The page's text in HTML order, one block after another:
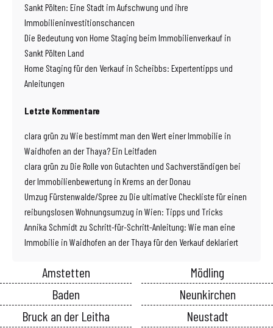
Sankt Pölten: Eine Stadt im Aufschwung und ihre
Immobilieninvestitionschancen
Die Bedeutung von Home Staging beim Immobilienverkauf in
Sankt Pölten Land
Home Staging für den Verkauf in Scheibbs: Expertentipps und
Anleitungen
Letzte Kommentare
clara grün zu Wie bestimmt man den Wert einer Immobilie in
Waidhofen an der Thaya? Ein Leitfaden
clara grün zu Die Rolle von Gutachten und Sachverständigen bei
der Immobilienbewertung in Krems an der Donau
Umzug Fürstenwalde/Spree zu Die ultimative Checkliste für einen
reibungslosen Wohnungsumzug in Wien: Tipps und Tricks
Annika Schmidt zu Schritt-für-Schritt-Anleitung: Wie man eine
Immobilie in Waidhofen an der Thaya für den Verkauf deklariert
Amstetten
Baden
Bruck an der Leitha
Mödling
Neunkirchen
Neustadt